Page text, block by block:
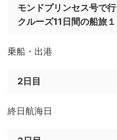
モンドプリンセス号で
クルーズ11日間の船旅１
乗船・出港
2日目
終日航海日